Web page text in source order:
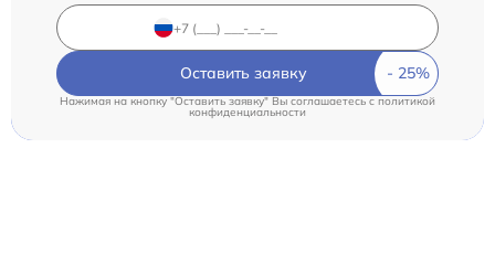
Оставить заявку
Нажимая на кнопку "Оставить заявку" Вы соглашаетесь cполитикой
конфиденциальности